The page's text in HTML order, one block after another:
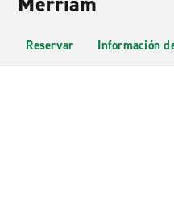
Reservar Información